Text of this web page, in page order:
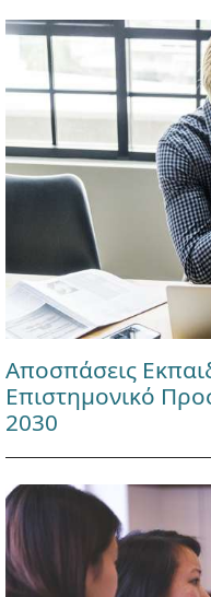
Αποσπάσεις
Επιστημονικό
2030